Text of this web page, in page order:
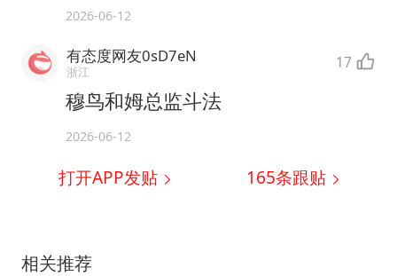
2026-06-12
有态度网友0sD7eN
浙江 17
穆鸟和姆总监斗法
2026-06-12
打开APP发贴 165条跟贴
相关推荐